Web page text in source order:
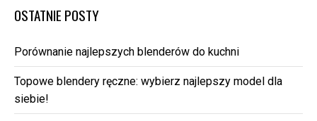
OSTATNIE POSTY
Porównanie najlepszych blenderów do kuchni
Topowe blendery ręczne: wybierz najlepszy model dla
siebie!